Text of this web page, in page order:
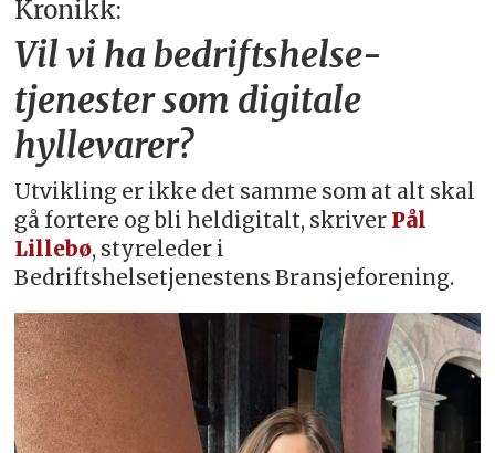
Kronikk:
Vil vi ha bedriftshelse­
tjenester som digitale
hyllevarer?
Utvikling er ikke det samme som at alt skal
gå fortere og bli heldigitalt, skriver Pål
Lillebø, styreleder i
Bedriftshelsetjenestens Bransjeforening.